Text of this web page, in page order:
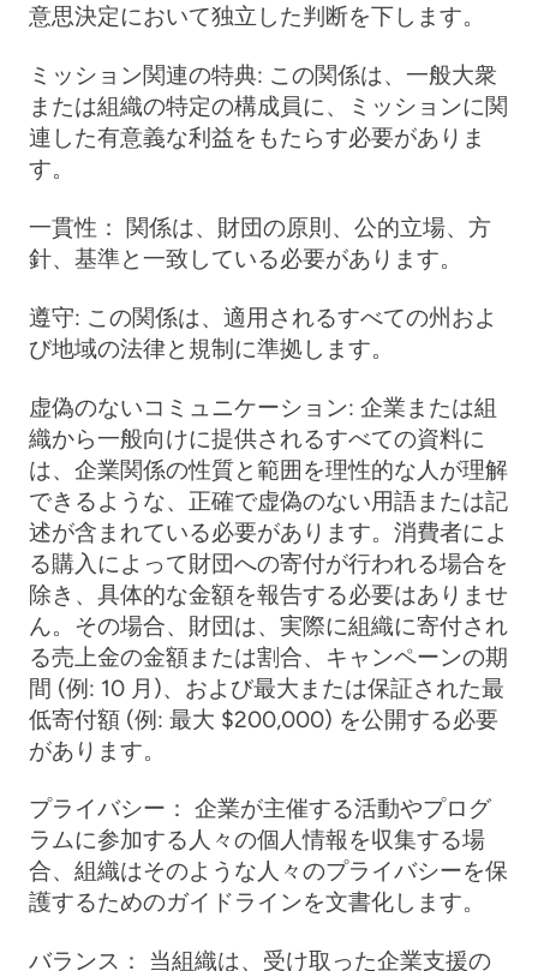
意思決定において独立した判断を下します。
ミッション関連の特典: この関係は、一般大衆
または組織の特定の構成員に、ミッションに関
連した有意義な利益をもたらす必要がありま
す。
一貫性：
関係は、財団の原則、公的立場、方
針、基準と一致している必要があります。
遵守: この関係は、適用されるすべての州およ
び地域の法律と規制に準拠します。
虚偽のないコミュニケーション: 企業または組
織から一般向けに提供されるすべての資料に
は、企業関係の性質と範囲を理性的な人が理解
できるような、正確で虚偽のない用語または記
述が含まれている必要があります。消費者によ
る購入によって財団への寄付が行われる場合を
除き、具体的な金額を報告する必要はありませ
ん。その場合、財団は、実際に組織に寄付され
る売上金の金額または割合、キャンペーンの期
間 (例: 10 月)、および最大または保証された最
低寄付額 (例: 最大 $200,000) を公開する必要
があります。
プライバシー： 企業が主催する活動やプログ
ラムに参加する人々の個人情報を収集する場
合、組織はそのような人々のプライバシーを保
護するためのガイドラインを文書化します。
バランス： 当組織は、受け取った企業支援の